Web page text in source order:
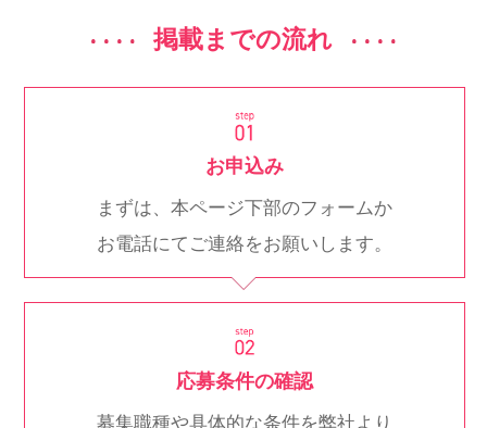
掲載までの流れ
お申込み
まずは、本ページ下部のフォームか
お電話にてご連絡をお願いします。
応募条件の確認
募集職種や具体的な条件を弊社より